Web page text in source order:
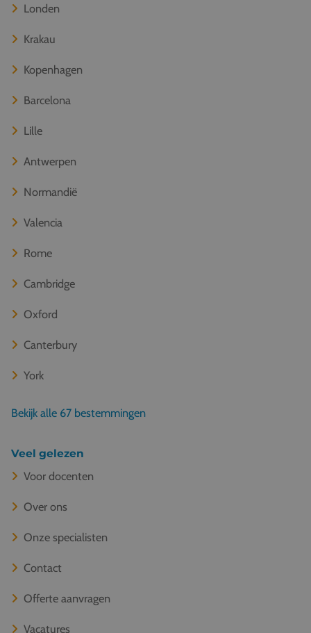
Londen
Krakau
Kopenhagen
Barcelona
Lille
Antwerpen
Normandië
Valencia
Rome
Cambridge
Oxford
Canterbury
York
Bekijk alle 67 bestemmingen
Veel gelezen
Voor docenten
Over ons
Onze specialisten
Contact
Offerte aanvragen
Vacatures